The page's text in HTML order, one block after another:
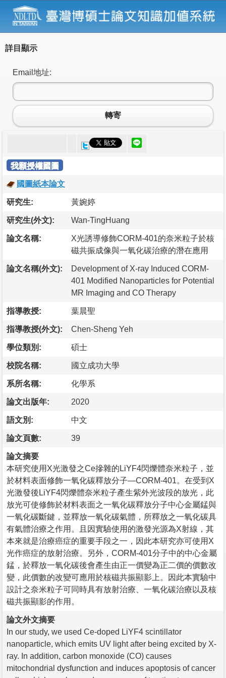
詳目顯示
Email地址:
轉寄
我願授權國圖
國圖紙本論文
研究生: 黃婉婷
研究生(外文): Wan-TingHuang
論文名稱:
X光誘導修飾CORM-401的奈米粒子於核
磁共振成像與一氧化碳治療的潛在應用
論文名稱(外文):
Development of X-ray Induced CORM-
401 Modified Nanoparticles for Potential
MR Imaging and CO Therapy
指導教授: 葉晨聖
指導教授(外文): Chen-Sheng Yeh
學位類別: 碩士
校院名稱: 國立成功大學
系所名稱: 化學系
論文出版年: 2020
語文別: 中文
論文頁數: 39
論文摘要
本研究使用X光激發之Ce摻雜的LiYF4閃爍體奈米粒子，並
於材料表面修飾一氧化碳釋放分子—CORM-401。在受到X
光激發後LiYF4閃爍體奈米粒子產生紫外光波段的放光，此
放光可使修飾於材料表面之一氧化碳釋放分子中心金屬錳與
一氧化碳斷鍵，並釋放一氧化碳氣體，所釋放之一氧化碳具
有氣體治療之作用。且因實驗使用的激發光源為X射線，其
本來就是治療癌症的重要手段之一，因此本研究亦可使用X
光作癌症的放射治療。另外，CORM-401分子中的中心金屬
錳，於釋放一氧化碳後會產生由正一價變為正二價的價數改
變，此價數的改變可應用於核磁共振顯影上。因此本實驗中
設計之奈米粒子可同時具有放射治療、一氧化碳治療以及核
磁共振顯影的作用。
論文外文摘要
In our study, we used Ce-doped LiYF4 scintillator
nanoparticle, which emits UV light after being excited by X-
ray. In addition, carbon monoxide (CO) causes
mitochondrial dysfunction and induces apoptosis of cancer